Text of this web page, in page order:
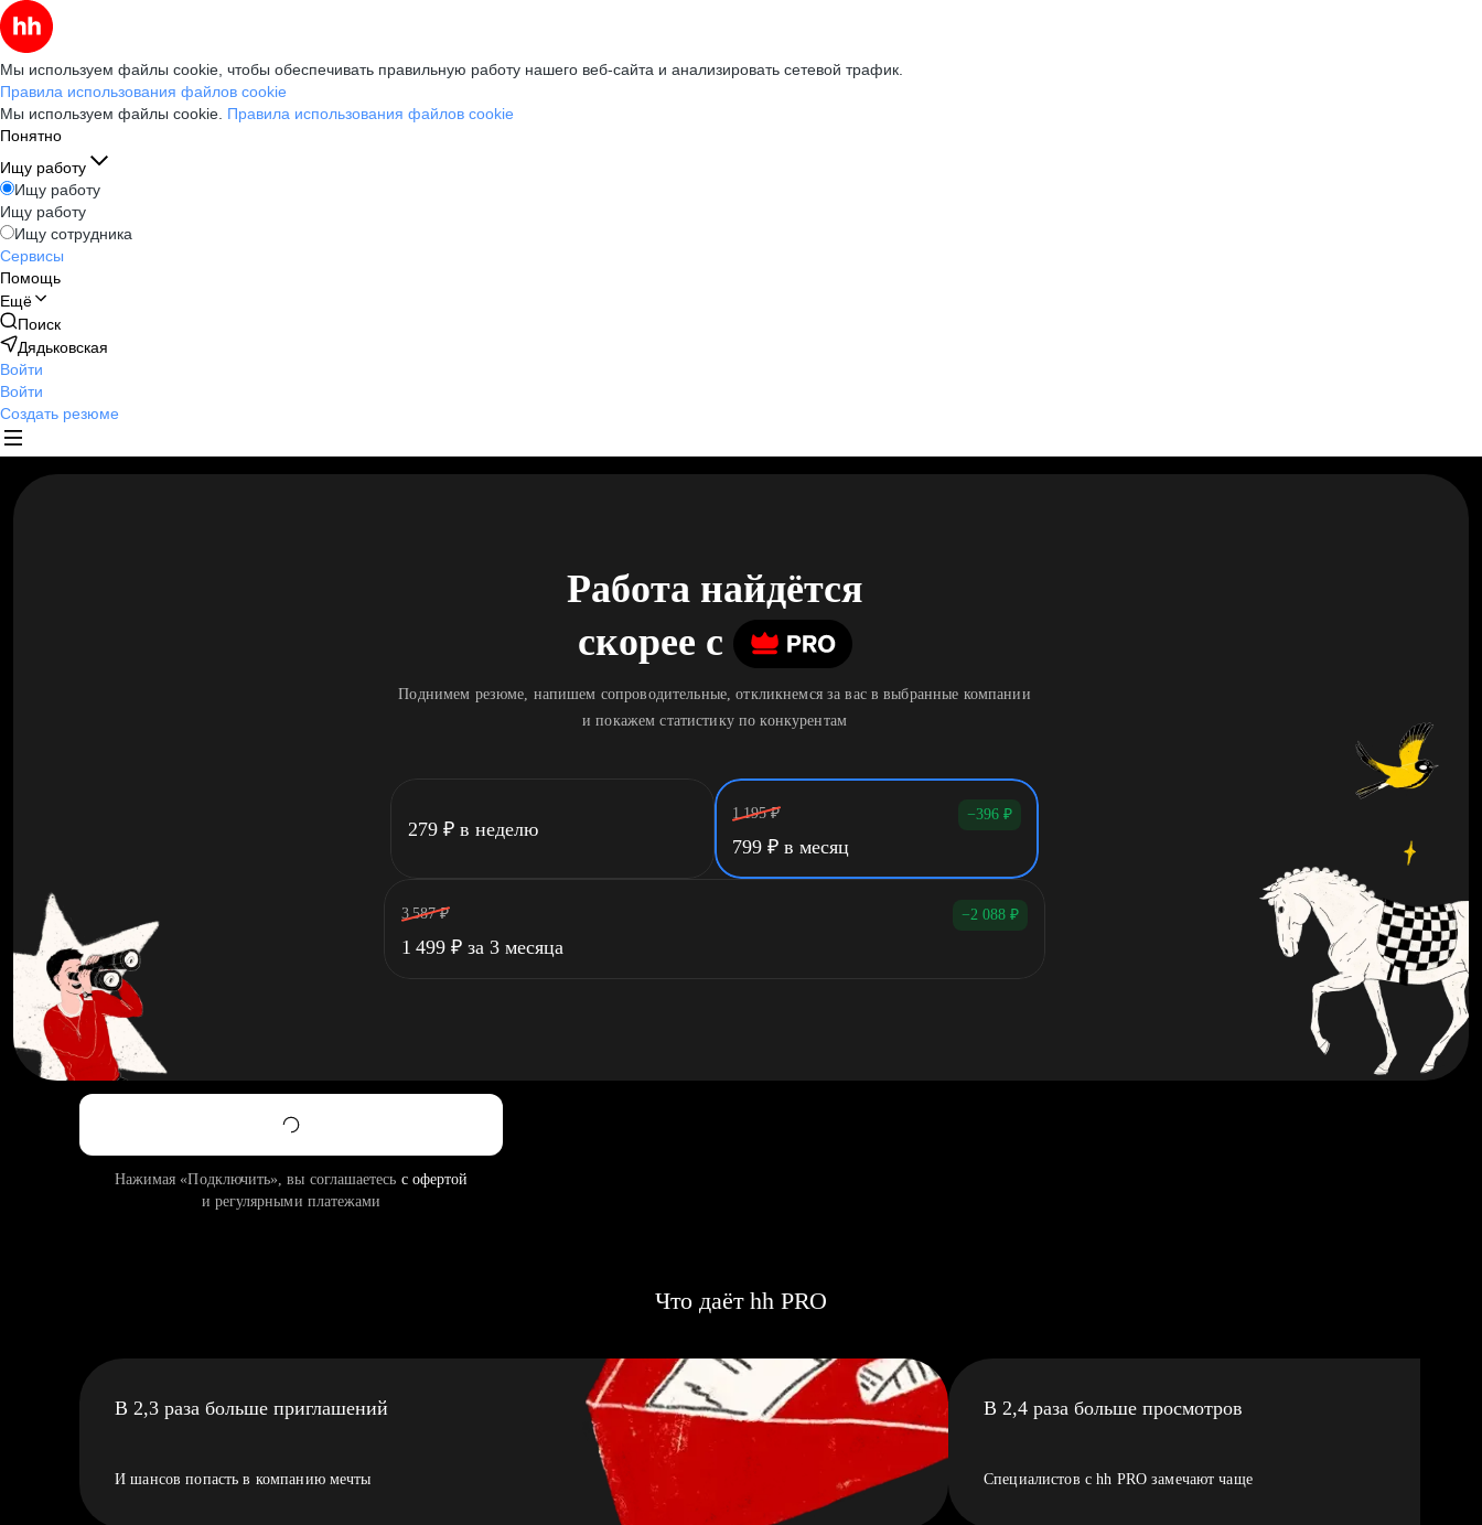
Мы используем файлы cookie, чтобы обеспечивать правильную работу нашего веб-сайта и анализировать сетевой трафик.
Правила использования файлов cookie
Мы используем файлы cookie. Правила использования файлов cookie
Понятно
Ищу работу
Ищу работу
Ищу работу
Ищу сотрудника
Сервисы
Помощь
Ещё
Поиск
Дядьковская
Войти
Войти
Создать резюме
Работа найдётся
скорее c
Поднимем резюме, напишем сопроводительные, откликнемся за вас в выбранные компании
и покажем статистику по конкурентам
279 ₽ в неделю
1 195 ₽ −396 ₽
799 ₽ в месяц
3 587 ₽ −2 088 ₽
1 499 ₽ за 3 месяца
Нажимая «Подключить», вы соглашаетесь с офертой
и регулярными платежами
Что даёт hh PRO
В 2,3 раза больше приглашений
И шансов попасть в компанию мечты
В 2,4 раза больше просмотров
Специалистов с hh PRO замечают чаще